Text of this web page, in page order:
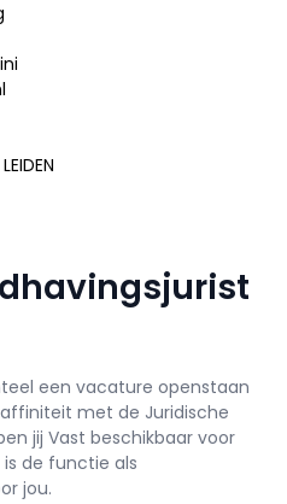
een vacature openstaan
affiniteit met de Juridische
jij Vast beschikbaar voor
is de functie als
jou.